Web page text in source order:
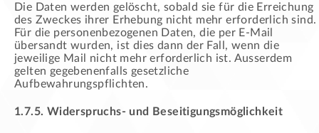
Die Daten werden gelöscht, sobald sie für die Erreichung
des Zweckes ihrer Erhebung nicht mehr erforderlich sind.
Für die personenbezogenen Daten, die per E-Mail
übersandt wurden, ist dies dann der Fall, wenn die
jeweilige Mail nicht mehr erforderlich ist. Ausserdem
gelten gegebenenfalls gesetzliche
Aufbewahrungspflichten.
1.7.5. Widerspruchs- und Beseitigungsmöglichkeit